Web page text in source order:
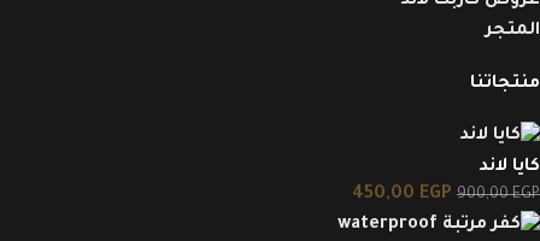
المتجر
منتجاتنا
كايا لاند
900,00EGP
450,00 EGP